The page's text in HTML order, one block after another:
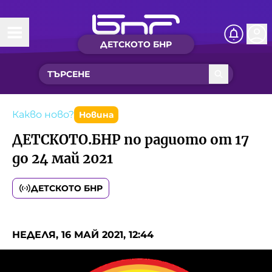
ДЕТСКОТО БНР
Начало
Какво ново?
Рубрики с вълшебства
Детско радио
Чуйте
Новините на детски език
Песнички
Интересен архив
Нашите гости
Какво ново? Новина
ДЕТСКОТО.БНР по радиото от 17
до 24 май 2021
ДЕТСКОТО БНР
НЕДЕЛЯ, 16 МАЙ 2021, 12:44